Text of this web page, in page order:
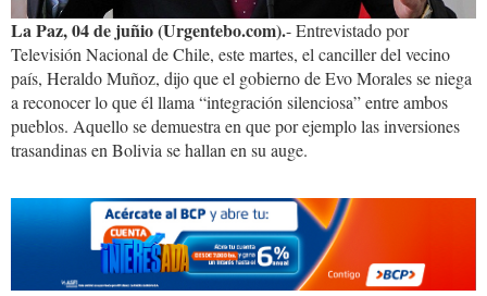
La Paz, 04 de juñio (Urgentebo.com).- Entrevistado por
Televisión Nacional de Chile, este martes, el canciller del vecino
país, Heraldo Muñoz, dijo que el gobierno de Evo Morales se niega
a reconocer lo que él llama “integración silenciosa” entre ambos
pueblos. Aquello se demuestra en que por ejemplo las inversiones
trasandinas en Bolivia se hallan en su auge.